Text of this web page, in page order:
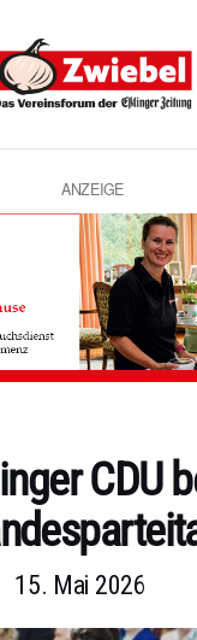
Vereinsforum
Eßlinger
Zeitung
ANZEIGE
CDU
15. Mai 2026